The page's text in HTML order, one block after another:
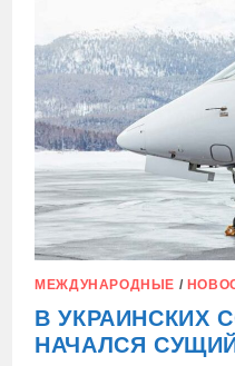
ТОРГОВЛЕ
ДЕТЬМИ
С
УКРАИНЫ
МЕЖДУНАРОДНЫЕ /
В УКРАИНСКИХ
НАЧАЛСЯ